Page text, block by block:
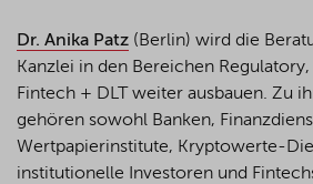
Dr. Anika Patz (Berlin) wird die
Kanzlei in den Bereichen
Fintech + DLT weiter ausbauen. Zu
gehören sowohl Banken,
Wertpapierinstitute, Kryptowerte-
institutionelle Investoren und